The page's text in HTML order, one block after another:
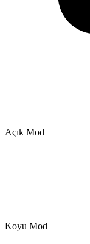
Açık Mod
Koyu Mod